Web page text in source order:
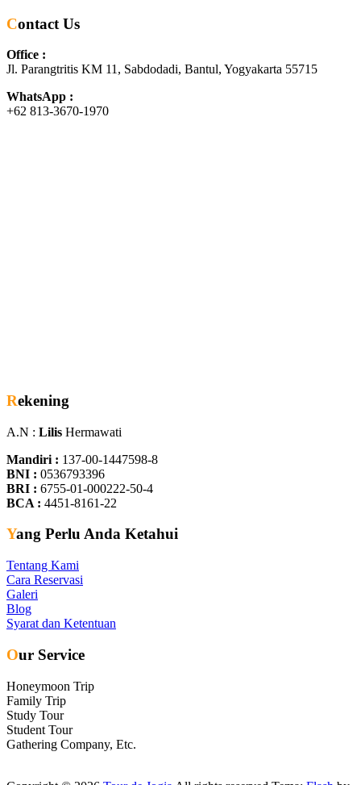
Contact Us
Office :
Jl. Parangtritis KM 11, Sabdodadi, Bantul, Yogyakarta 55715
WhatsApp :
+62 813-3670-1970
Rekening
A.N : Lilis Hermawati
Mandiri : 137-00-1447598-8
BNI : 0536793396
BRI : 6755-01-000222-50-4
BCA : 4451-8161-22
Yang Perlu Anda Ketahui
Tentang Kami
Cara Reservasi
Galeri
Blog
Syarat dan Ketentuan
Our Service
Honeymoon Trip
Family Trip
Study Tour
Student Tour
Gathering Company, Etc.